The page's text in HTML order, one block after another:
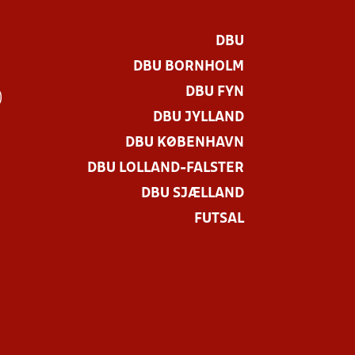
DBU
DBU BORNHOLM
DBU FYN
DBU JYLLAND
DBU KØBENHAVN
DBU LOLLAND-FALSTER
DBU SJÆLLAND
FUTSAL